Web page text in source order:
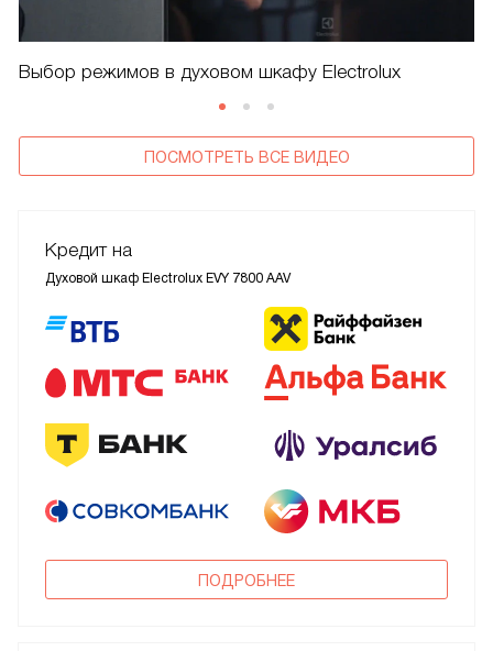
Выбор режимов в духовом шкафу Electrolux
ПОСМОТРЕТЬ ВСЕ ВИДЕО
Кредит на
Духовой шкаф Electrolux EVY 7800 AAV
ПОДРОБНЕЕ